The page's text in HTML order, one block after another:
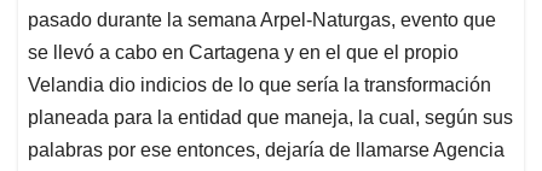
pasado durante la semana Arpel-Naturgas, evento que
se llevó a cabo en Cartagena y en el que el propio
Velandia dio indicios de lo que sería la transformación
planeada para la entidad que maneja, la cual, según sus
palabras por ese entonces, dejaría de llamarse Agencia